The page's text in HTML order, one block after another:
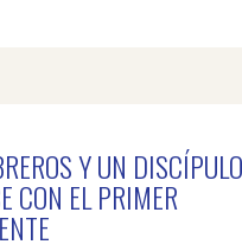
Y UN DISCÍPULO
CON EL PRIMER